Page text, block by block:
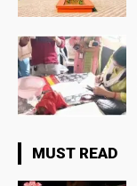
MUST READ